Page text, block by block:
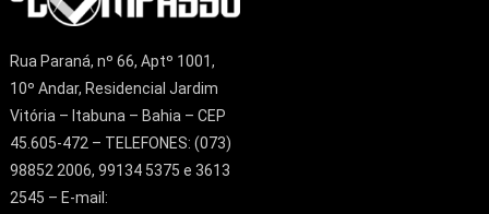
Rua Paraná, nº 66, Aptº 1001,
10º Andar, Residencial Jardim
Vitória – Itabuna – Bahia – CEP
45.605-472 – TELEFONES: (073)
98852 2006, 99134 5375 e 3613
2545 – E-mail: